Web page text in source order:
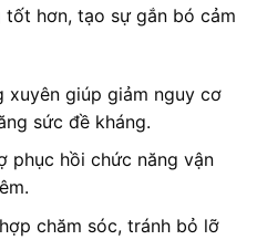
hơn, tạo sự gắn bó cảm
xuyên giúp giảm nguy cơ
sức đề kháng.
phục hồi chức năng vận
chăm sóc, tránh bỏ lỡ